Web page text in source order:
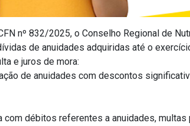
nº 832/2025, o Conselho Regional de
de anuidades adquiridas até o
e juros de mora:
de anuidades com descontos
com débitos referentes a anuidades,